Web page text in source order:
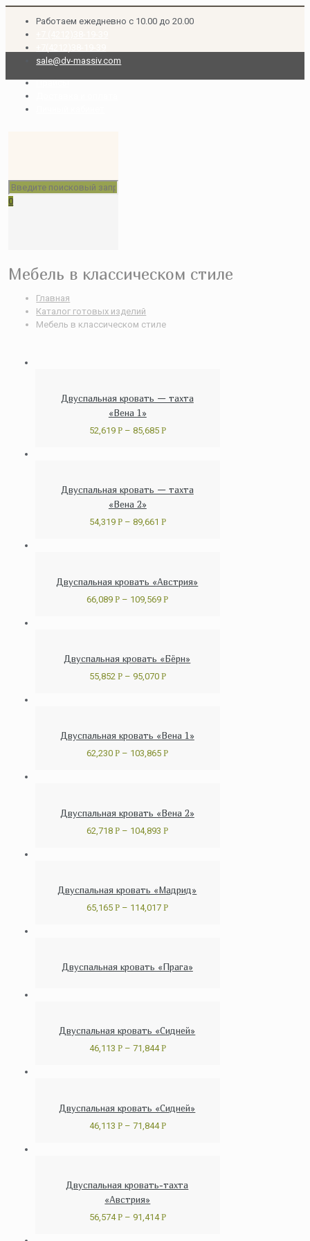
Работаем ежедневно с 10.00 до 20.00
sale@dv-massiv.com
Прайсы
0
Мебель в классическом стиле
Главная
Каталог готовых изделий
Мебель в классическом стиле
Двуспальная кровать — тахта
«Вена 1»
52,619 Р– 85,685 Р
Двуспальная кровать — тахта
«Вена 2»
54,319 Р– 89,661 Р
Двуспальная кровать «Австрия»
66,089Р – 109,569Р
Двуспальная кровать «Бёрн»
55,852 Р– 95,070 Р
Двуспальная кровать «Вена 1»
62,230Р – 103,865Р
Двуспальная кровать «Вена 2»
62,718Р – 104,893Р
Двуспальная кровать «Мадрид»
65,165Р – 114,017Р
Двуспальная кровать «Прага»
Двуспальная кровать «Сидней»
46,113 Р– 71,844Р
Двуспальная кровать «Сидней»
46,113 Р– 71,844Р
Двуспальная кровать-тахта
«Австрия»
56,574Р– 91,414Р